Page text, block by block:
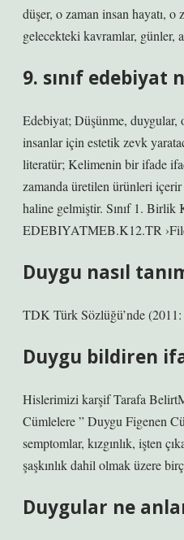
düşer, o zaman insan hayatı, o
gelecekteki kavramlar, günler,
9. sınıf edebiyat
Edebiyat; Düşünme, duygular,
insanlar için estetik zevk
literatür; Kelimenin bir ifade
zamanda üretilen ürünleri
haline gelmiştir. Sınıf 1.
EDEBIYATMEB.K12.TR
Duygu nasıl
TDK Türk Sözlüğü’nde
Duygu bildiren
Hislerimizi karşif Tarafa
Cümlelere ” Duygu Figenen
semptomlar, kızgınlık, işten
şaşkınlık dahil olmak üzere
Duygular ne